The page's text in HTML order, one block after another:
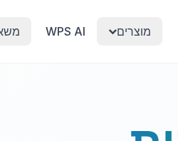
מוצרים WPS AI